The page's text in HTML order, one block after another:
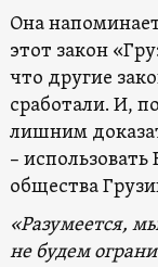
Она
этот закон
что другие
сработали. И,
лишним
–
общества
«Разумеется,
не будем